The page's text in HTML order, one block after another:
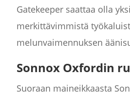
Gatekeeper saattaa olla yksi
merkittävimmistä
melunvaimennuksen
Sonnox Oxfordin
Suoraan maineikkaasta